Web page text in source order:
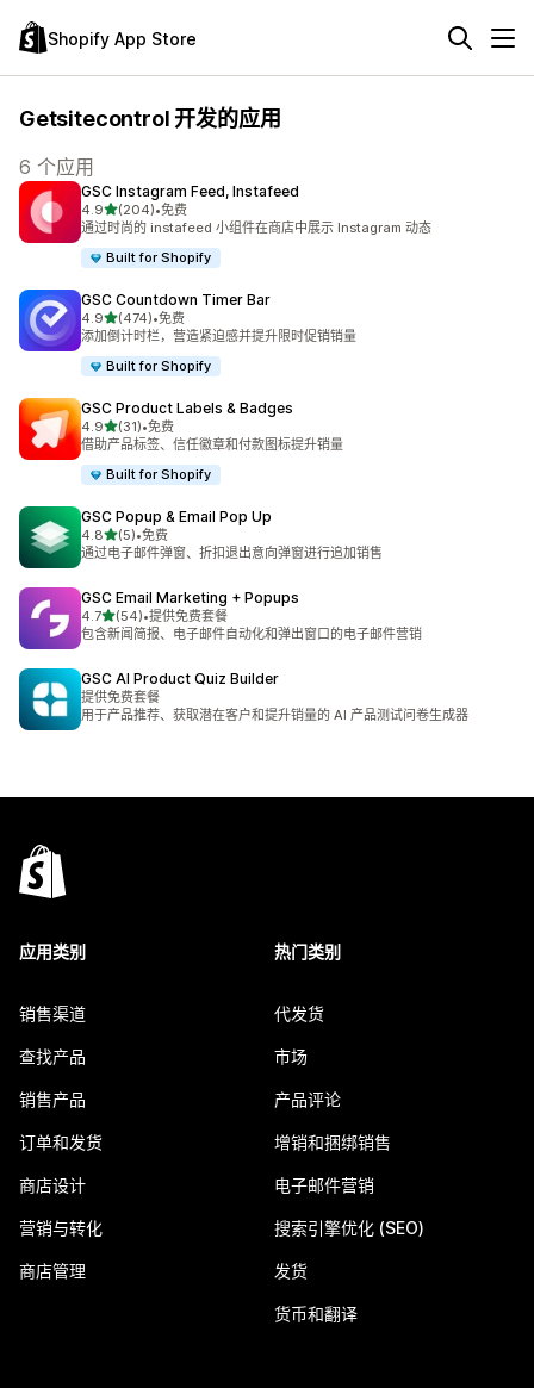
Shopify App Store
Getsitecontrol 开发的应用
6 个应用
GSC Instagram Feed, Instafeed
4.9星（满分 5 星）
(204)
总共 204 条评论
•免费
通过时尚的 instafeed 小组件在商店中展示 Instagram 动态
Built for Shopify
GSC Countdown Timer Bar
4.9星（满分 5 星）
(474)
总共 474 条评论
•免费
添加倒计时栏，营造紧迫感并提升限时促销销量
Built for Shopify
GSC Product Labels & Badges
4.9星（满分 5 星）
(31)
总共 31 条评论
•免费
借助产品标签、信任徽章和付款图标提升销量
Built for Shopify
GSC Popup & Email Pop Up
4.8星（满分 5 星）
(5)
总共 5 条评论
•免费
通过电子邮件弹窗、折扣退出意向弹窗进行追加销售
GSC Email Marketing + Popups
4.7星（满分 5 星）
(54)
总共 54 条评论
•提供免费套餐
包含新闻简报、电子邮件自动化和弹出窗口的电子邮件营销
GSC AI Product Quiz Builder
提供免费套餐
用于产品推荐、获取潜在客户和提升销量的 AI 产品测试问卷生成器
应用类别
销售渠道
查找产品
销售产品
订单和发货
商店设计
营销与转化
商店管理
热门类别
代发货
市场
产品评论
增销和捆绑销售
电子邮件营销
搜索引擎优化 (SEO)
发货
货币和翻译